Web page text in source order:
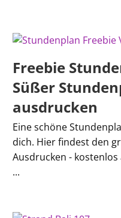
Freebie
Süßer
ausdrucken
Eine schöne
dich. Hier findest den
Ausdrucken - kostenlos
...